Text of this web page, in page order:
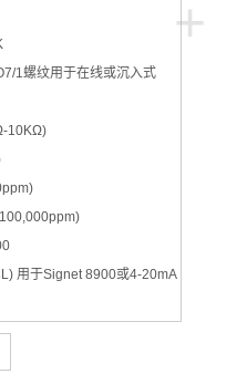
+
1螺纹用于在线或沉入式
10KΩ)
用于Signet 8900或4-20mA